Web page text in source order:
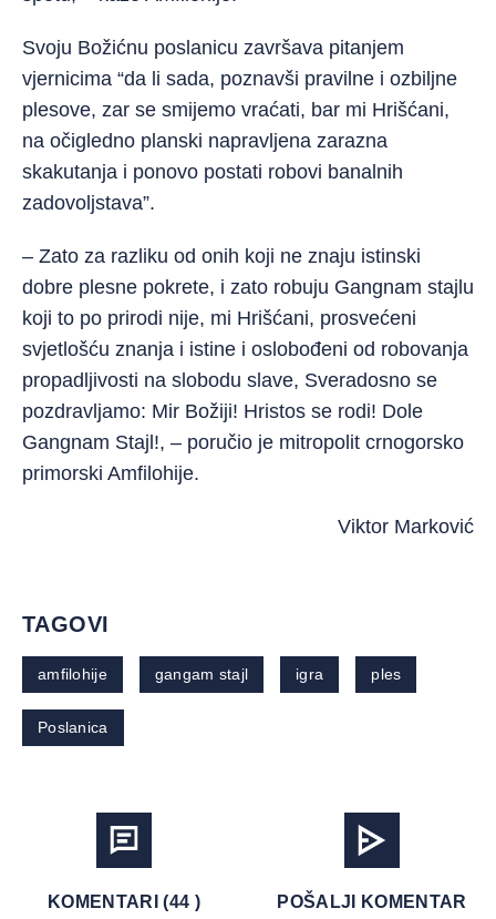
Svoju Božićnu poslanicu završava pitanjem
vjernicima “da li sada, poznavši pravilne i ozbiljne
plesove, zar se smijemo vraćati, bar mi Hrišćani,
na očigledno planski napravljena zarazna
skakutanja i ponovo postati robovi banalnih
zadovoljstava”.
– Zato za razliku od onih koji ne znaju istinski
dobre plesne pokrete, i zato robuju Gangnam stajlu
koji to po prirodi nije, mi Hrišćani, prosvećeni
svjetlošću znanja i istine i oslobođeni od robovanja
propadljivosti na slobodu slave, Sveradosno se
pozdravljamo: Mir Božiji! Hristos se rodi! Dole
Gangnam Stajl!, – poručio je mitropolit crnogorsko
primorski Amfilohije.
Viktor Marković
TAGOVI
amfilohije gangam stajl igra ples
Poslanica
KOMENTARI (44 ) POŠALJI KOMENTAR